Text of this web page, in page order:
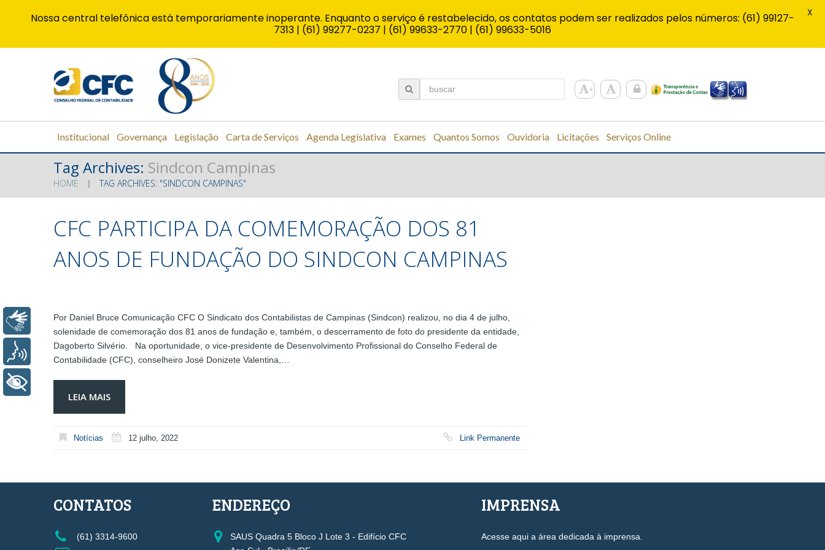
Institucional Governança Legislação Carta de Serviços Agenda Legislativa Exames Quantos Somos Ouvidoria Licitações Serviços Online
Tag Archives: Sindcon Campinas
HOME TAG ARCHIVES: "SINDCON CAMPINAS"
CFC PARTICIPA DA COMEMORAÇÃO DOS 81
ANOS DE FUNDAÇÃO DO SINDCON CAMPINAS
Por Daniel Bruce Comunicação CFC O Sindicato dos Contabilistas de Campinas (Sindcon) realizou, no dia 4 de julho,
solenidade de comemoração dos 81 anos de fundação e, também, o descerramento de foto do presidente da entidade,
Dagoberto Silvério. Na oportunidade, o vice-presidente de Desenvolvimento Profissional do Conselho Federal de
Contabilidade (CFC), conselheiro José Donizete Valentina,…
LEIA MAIS
Notícias 12 julho, 2022 Link Permanente
CONTATOS
(61) 3314-9600
ENDEREÇO
SAUS Quadra 5 Bloco J Lote 3 - Edifício CFC
IMPRENSA
Acesse aqui a área dedicada à imprensa.
Nossa central telefônica está temporariamente inoperante. Enquanto o serviço é restabelecido, os contatos podem ser realizados pelos números: (61) 99127-
7313 | (61) 99277-0237 | (61) 99633-2770 | (61) 99633-5016
X
Libras
Voz
+ Acessibilidade